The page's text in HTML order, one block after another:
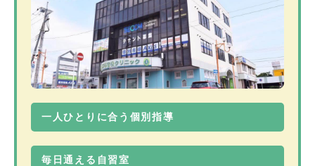
一人ひとりに合う個別指導
毎日通える自習室